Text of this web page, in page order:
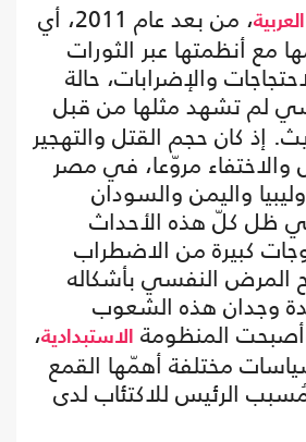
العربية
، من بعد عام 2011، أي
مع أنظمتها عبر الثورات
والإضرابات، حالة
لم تشهد مثلها من قبل
إذ كان حجم القتل والتهجير
والاختفاء مروّعا، في مصر
واليمن والسودان
ظل كلّ هذه الأحداث
كبيرة من الاضطراب
المرض النفسي بأشكاله
وجدان هذه الشعوب
المنظومة الاستبدادية،
مختلفة أهمّها القمع
الرئيس للاكتئاب لدى